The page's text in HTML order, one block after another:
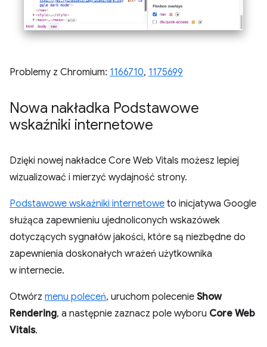
Problemy z Chromium: 1166710, 1175699
Nowa nakładka Podstawowe
wskaźniki internetowe
Dzięki nowej nakładce Core Web Vitals możesz lepiej
wizualizować i mierzyć wydajność strony.
Podstawowe wskaźniki internetowe to inicjatywa Google
służąca zapewnieniu ujednoliconych wskazówek
dotyczących sygnałów jakości, które są niezbędne do
zapewnienia doskonałych wrażeń użytkownika
w internecie.
Otwórz menu poleceń, uruchom polecenie Show
Rendering, a następnie zaznacz pole wyboru Core Web
Vitals.